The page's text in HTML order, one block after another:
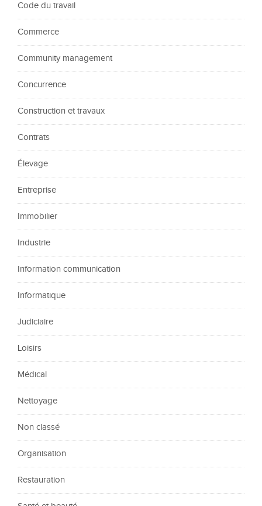
Code du travail
Commerce
Community management
Concurrence
Construction et travaux
Contrats
Élevage
Entreprise
Immobilier
Industrie
Information communication
Informatique
Judiciaire
Loisirs
Médical
Nettoyage
Non classé
Organisation
Restauration